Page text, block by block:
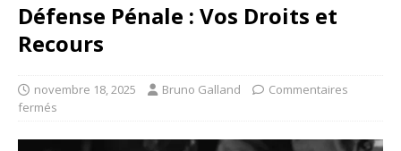
Défense Pénale : Vos Droits et
Recours
novembre 18, 2025 Bruno Galland
Commentaires
fermés